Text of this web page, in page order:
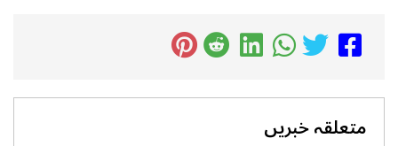
متعلقہ خبریں